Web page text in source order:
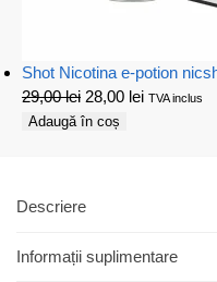
Shot Nicotina e-potion
29,00lei 28,00 lei TVA inclus
Adaugă în coș
Descriere
Informații suplimentare